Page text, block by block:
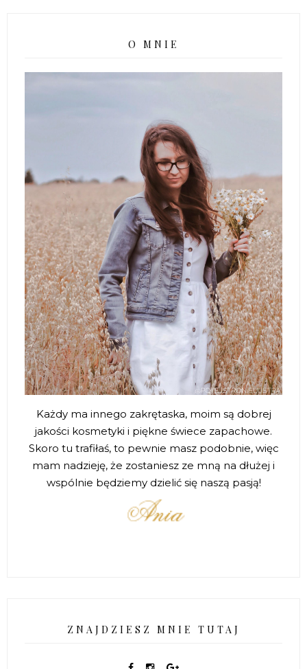
O MNIE
Każdy ma innego zakrętaska, moim są dobrej
jakości kosmetyki i piękne świece zapachowe.
Skoro tu trafiłaś, to pewnie masz podobnie, więc
mam nadzieję, że zostaniesz ze mną na dłużej i
wspólnie będziemy dzielić się naszą pasją!
ZNAJDZIESZ MNIE TUTAJ